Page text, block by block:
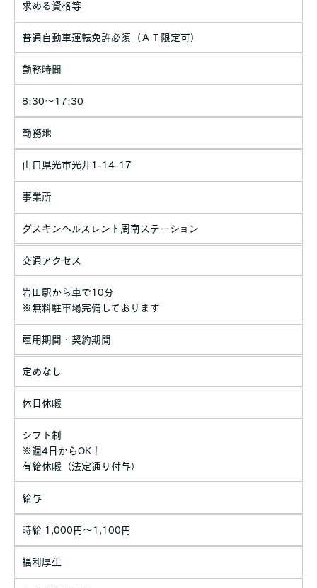
求める資格等
普通自動車運転免許必須（ＡＴ限定可）
勤務時間
8:30～17:30
勤務地
山口県光市光井1-14-17
事業所
ダスキンヘルスレント周南ステーション
交通アクセス
岩田駅から車で10分
※無料駐車場完備しております
雇用期間・契約期間
定めなし
休日休暇
シフト制
※週4日からOK！
有給休暇（法定通り付与）
給与
時給 1,000円〜1,100円
福利厚生